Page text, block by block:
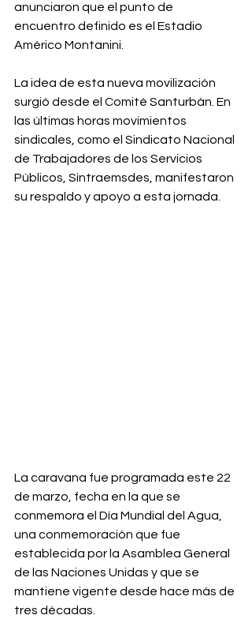
anunciaron que el punto de
encuentro definido es el Estadio
Américo Montanini.
La idea de esta nueva movilización
surgió desde el Comité Santurbán. En
las últimas horas movimientos
sindicales, como el Sindicato Nacional
de Trabajadores de los Servicios
Públicos, Sintraemsdes, manifestaron
su respaldo y apoyo a esta jornada.
La caravana fue programada este 22
de marzo, fecha en la que se
conmemora el Día Mundial del Agua,
una conmemoración que fue
establecida por la Asamblea General
de las Naciones Unidas y que se
mantiene vigente desde hace más de
tres décadas.